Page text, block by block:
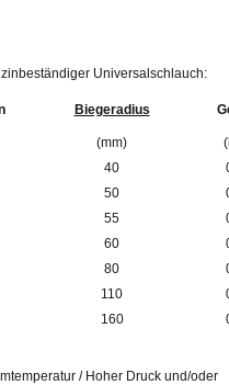
Universalschlauch:
Biegeradius
(mm)
40
50
55
60
80
110
160
/ Hoher Druck und/oder